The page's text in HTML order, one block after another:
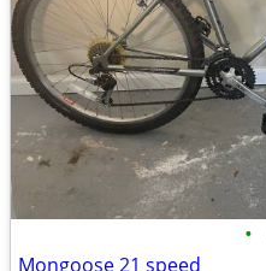
•
Mongoose 21 speed